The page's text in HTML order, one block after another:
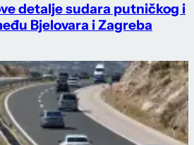
detalje sudara putničkog i
Bjelovara i Zagreba